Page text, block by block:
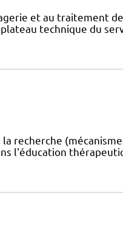
et au traitement
technique du
recherche
l'éducation